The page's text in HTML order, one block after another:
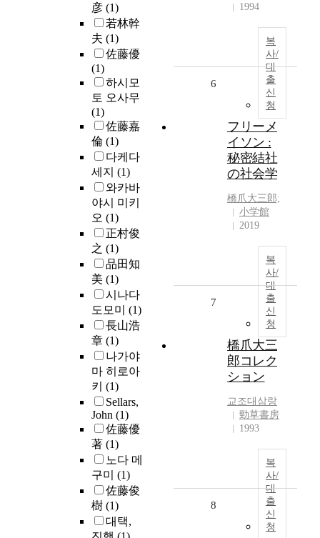
彦 (1)
若林幹
夫 (1)
佐藤優
(1)
하시모
토 오사무
(1)
佐藤嘉
倫 (1)
다케다
세지 (1)
와카바
야시 미키
오 (1)
正村俊
之 (1)
品田知
美 (1)
시나다
도모미 (1)
長山浩
章 (1)
나가야
마 히로아
키 (1)
Sellars,
John (1)
佐藤優
著 (1)
노다 메
구미 (1)
佐藤俊
樹 (1)
대택,
1994
복
사/
대
출
신
청
6
フリーメ
イソン :
秘密結社
の社会学
橋爪大三郎;
小学館
2019
복
사/
대
출
신
청
7
橋爪大三
郎コレク
ション
교조대삼랑
勁草書房
1993
복
사/
대
출
신
청
8